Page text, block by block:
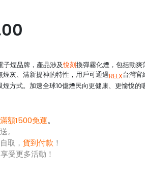
子煙品牌，產品涉及悅刻換彈霧化煙，包括勁爽
灰、清新提神的特性，用戶可通過RELX台灣官
方式。加速全球10億煙民向更健康、更愉悅的
滿額1500免運。
。
取， 貨到付款 ！
享受更多活動！